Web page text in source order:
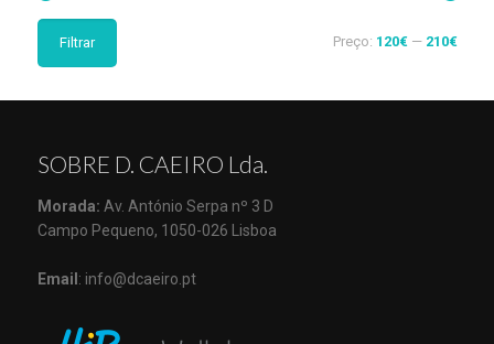
Filtrar Preço: 120€— 210€
SOBRE D. CAEIRO Lda.
Morada: Av. António Serpa nº 3 D
Campo Pequeno, 1050-026 Lisboa
Email : info@dcaeiro.pt